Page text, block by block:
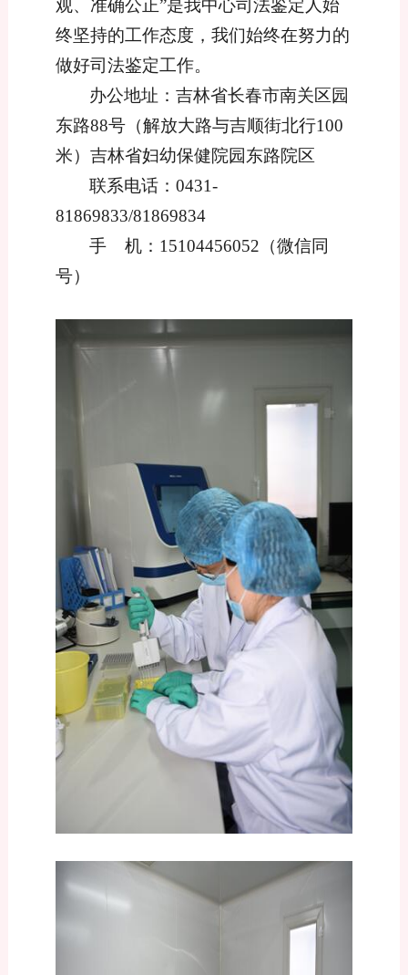
观、准确公正”是我中心司法鉴定人始
终坚持的工作态度，我们始终在努力的
做好司法鉴定工作。
办公地址：吉林省长春市南关区园
东路88号（解放大路与吉顺街北行100
米）吉林省妇幼保健院园东路院区
联系电话： 0431-
81869833/81869834
手
机： 15104456052（微信同
号）